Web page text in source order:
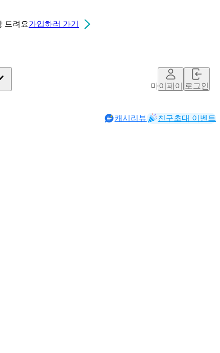
드려요가입하러 가기
마이페이지로그인
캐시리뷰 친구초대 이벤트